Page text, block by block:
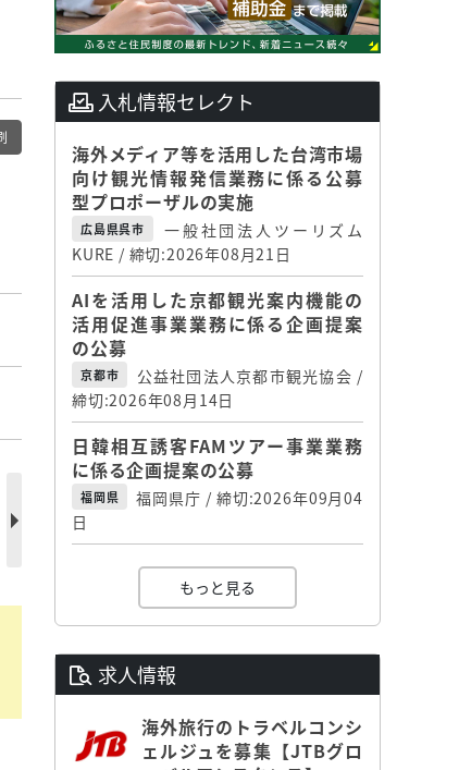
入札情報セレクト
海外メディア等を活用した台湾市場
向け観光情報発信業務に係る公募
型プロポーザルの実施
広島県呉市
一般社団法人ツーリズム
KURE / 締切:2026年08月21日
AIを活用した京都観光案内機能の
活用促進事業業務に係る企画提案
の公募
京都市
公益社団法人京都市観光協会 /
締切:2026年08月14日
日韓相互誘客FAMツアー事業業務
に係る企画提案の公募
福岡県
福岡県庁 / 締切:2026年09月04
日
もっと見る
求人情報
海外旅行のトラベルコンシ
ェルジュを募集【JTBグロ